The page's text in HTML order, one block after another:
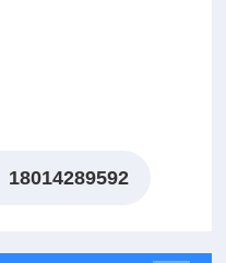
胞损伤可导致脑白质软化
种疾病。
18014289592